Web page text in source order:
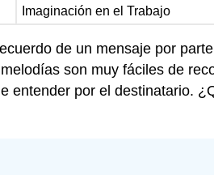
Imaginación en el Trabajo
de un mensaje por
son muy fáciles de
por el destinatario.